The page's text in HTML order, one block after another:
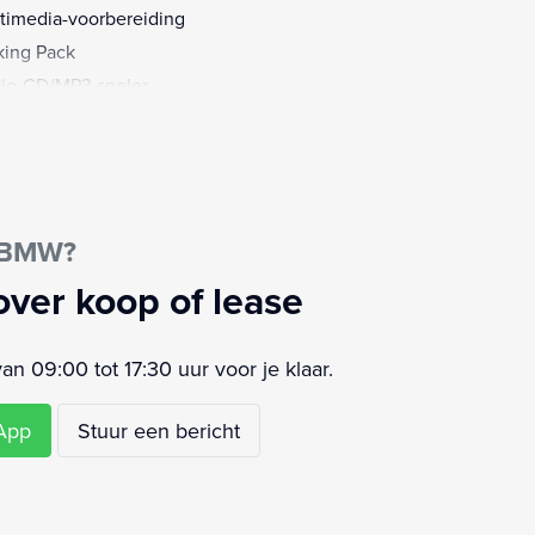
voorbereiding
Pack
CD/MP3 speler
stop systeem
leder
multifunctioneel
verstelbaar
koop of lease
09:00 tot 17:30 uur voor je klaar.
Stuur een bericht